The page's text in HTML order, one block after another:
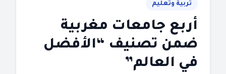
تربية وتعليم
أربع جامعات مغربية
ضمن تصنيف “الأفضل
في العالم”